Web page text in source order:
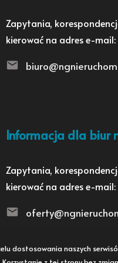
Zapytania,
kierować na adres e-mail:
Informacja dla biur
Zapytania,
kierować na adres e-mail:
dostosowania naszych